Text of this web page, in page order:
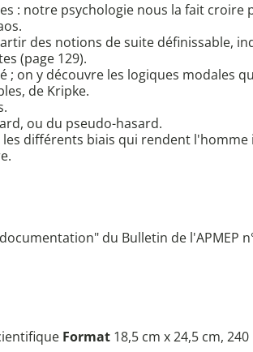
: notre psychologie nous la fait croire
des notions de suite définissable,
(page 129).
on y découvre les logiques modales
de Kripke.
ou du pseudo-hasard.
différents biais qui rendent
du Bulletin de l'APMEP
Format 18,5 cm x 24,5 cm, 240